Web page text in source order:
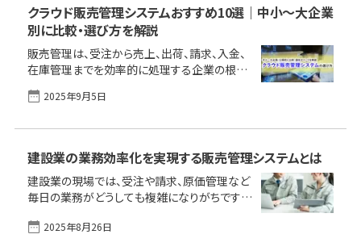
簿上は黒字でも資金が足りなくなるリスクすら
あります。 本記事では、売掛金管理の基本から
実務の流れ、つまずきやすいポイント、そして
Excelとシステムの使い分けや支援ツールの選
び方まで、実務で本当に役立つポイントを整理
しました。日々の資金繰りや管理に少しでも不
安や手間を感じている方は、ぜひご覧く
クラウド販売管理システムおすすめ10選｜中小〜大企業
別に比較・選び方を解説
販売管理は、受注から売上、出荷、請求、入金、
在庫管理までを効率的に処理する企業の根幹
のパッケージソフトやExcelによる管理が主流で
対応、テレワークの普及を背景に、クラウド型の
需要が昨今急速に高まっています。 本記事で
は、クラウド型販売管理システムの導入効果を
中小企業、情報システム部門、大企業の三層に
分けて紹介。それぞれの課題解決に合った特長
デメリット、効果、失敗しないための選定ポイント
2025年9月5日
建設業の業務効率化を実現する販売管理システムとは
建設業の現場では、受注や請求、原価管理など
毎日の業務がどうしても複雑になりがちです。
報共有に限界を感じていませんか？ 本記事で
2025年8月26日